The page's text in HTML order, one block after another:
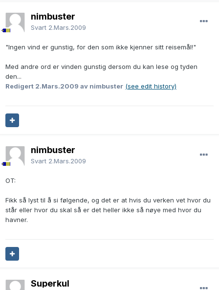
nimbuster
Svart 2.Mars.2009
"Ingen vind er gunstig, for den som ikke kjenner sitt reisemål!"
Med andre ord er vinden gunstig dersom du kan lese og tyden
den...
Redigert 2.Mars.2009 av nimbuster (see edit history)
nimbuster
Svart 2.Mars.2009
OT:
Fikk så lyst til å si følgende, og det er at hvis du verken vet hvor du
står eller hvor du skal så er det heller ikke så nøye med hvor du
havner.
Superkul